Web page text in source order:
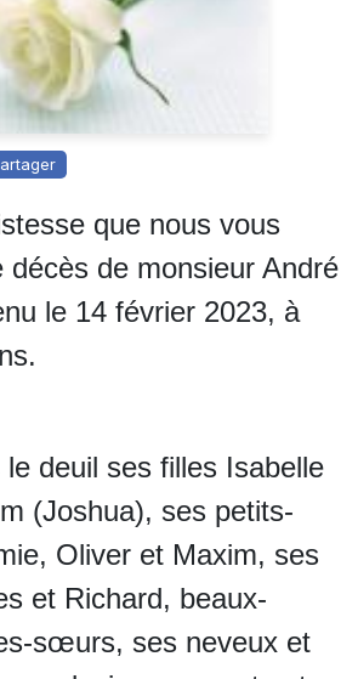
que nous vous
décès de monsieur André
le 14 février 2023, à
deuil ses filles Isabelle
(Joshua), ses petits-
Oliver et Maxim, ses
et Richard, beaux-
sœurs, ses neveux et